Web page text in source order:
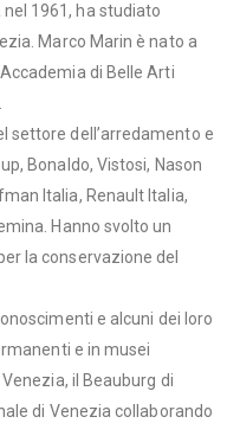
1961, ha studiato
Marco Marin è nato a
di Belle Arti
settore dell’arredamento e
Bonaldo, Vistosi, Nason
Italia, Renault Italia,
Hanno svolto un
la conservazione del
e alcuni dei loro
e in musei
il Beauburg di
di Venezia collaborando